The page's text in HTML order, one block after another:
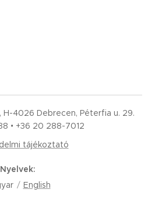
4026 Debrecen, Péterfia u. 29.
• +36 20 288-7012
tájékoztató
Nyelvek
English